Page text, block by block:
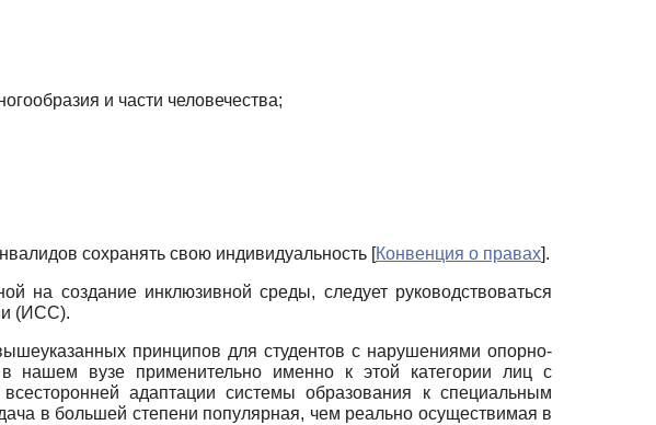
и части человечества;
сохранять свою индивидуальность [Конвенция о правах].
на создание инклюзивной среды, следует руководствоваться
(ИСС).
принципов для студентов с нарушениями опорно-
в нашем вузе применительно именно к этой категории лиц с
адаптации системы образования к специальным
в большей степени популярная, чем реально осуществимая в